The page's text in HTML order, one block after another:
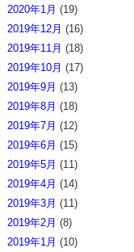
2020年1月 (19)
2019年12月 (16)
2019年11月 (18)
2019年10月 (17)
2019年9月 (13)
2019年8月 (18)
2019年7月 (12)
2019年6月 (15)
2019年5月 (11)
2019年4月 (14)
2019年3月 (11)
2019年2月 (8)
2019年1月 (10)